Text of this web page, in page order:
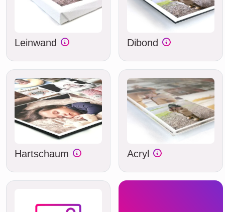
Leinwand Dibond
Hartschaum Acryl